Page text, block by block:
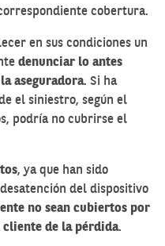
cobertura.
en sus condiciones un
denunciar lo antes
aseguradora. Si ha
el siniestro, según el
podría no cubrirse el
, ya que han sido
del dispositivo
no sean cubiertos por
de la pérdida.